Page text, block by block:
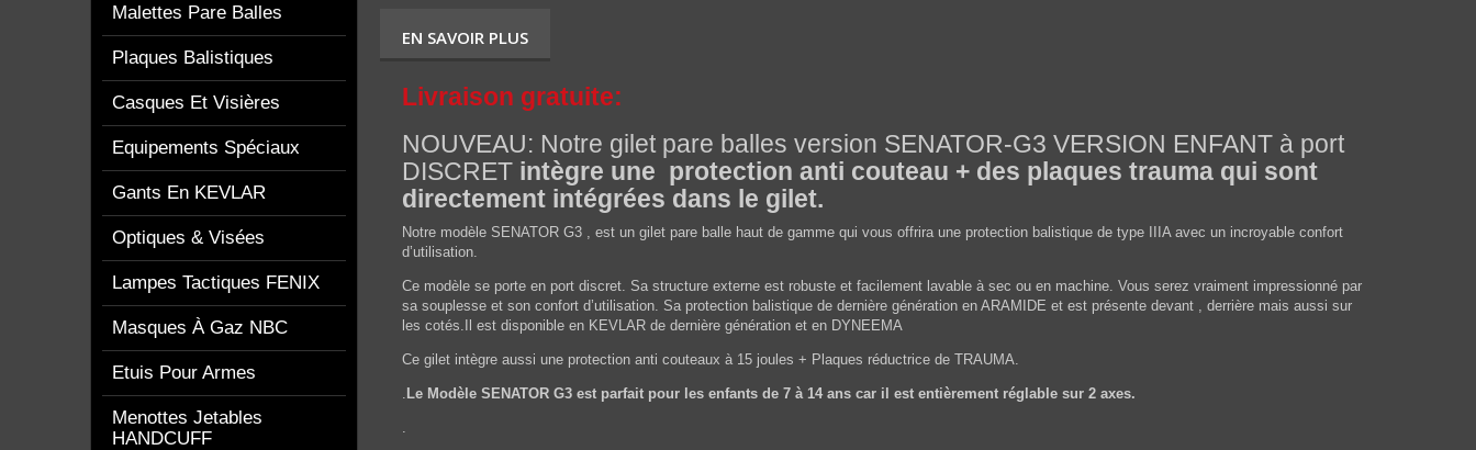
Malettes Pare Balles
Plaques Balistiques
Casques Et Visières
Equipements Spéciaux
Gants En KEVLAR
Optiques & Visées
Lampes Tactiques FENIX
Masques À Gaz NBC
Etuis Pour Armes
Menottes Jetables
HANDCUFF
EN SAVOIR PLUS
Livraison gratuite:
NOUVEAU: Notre gilet pare balles version SENATOR-G3 VERSION ENFANT à port
DISCRET intègre une protection anti couteau + des plaques trauma qui sont
directement intégrées dans le gilet.
Notre modèle SENATOR G3 , est un gilet pare balle haut de gamme qui vous offrira une protection balistique de type IIIA avec un incroyable confort
d’utilisation.
Ce modèle se porte en port discret. Sa structure externe est robuste et facilement lavable à sec ou en machine. Vous serez vraiment impressionné par
sa souplesse et son confort d’utilisation. Sa protection balistique de dernière génération en ARAMIDE et est présente devant , derrière mais aussi sur
les cotés.Il est disponible en KEVLAR de dernière génération et en DYNEEMA
Ce gilet intègre aussi une protection anti couteaux à 15 joules + Plaques réductrice de TRAUMA.
. Le Modèle SENATOR G3 est parfait pour les enfants de 7 à 14 ans car il est entièrement réglable sur 2 axes.
.